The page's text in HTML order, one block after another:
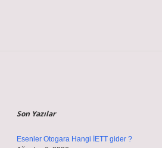
Son Yazılar
Esenler Otogara Hangi İETT gider ?